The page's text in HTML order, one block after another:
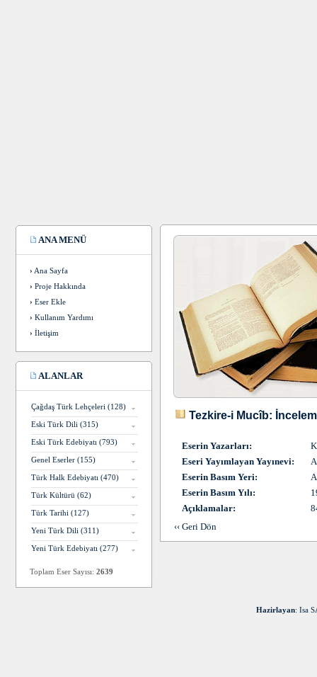
ANA MENÜ
› Ana Sayfa
› Proje Hakkında
› Eser Ekle
› Kullanım Yardımı
› İletişim
ALANLAR
Çağdaş Türk Lehçeleri (128)
Eski Türk Dili (315)
Eski Türk Edebiyatı (793)
Genel Eserler (155)
Türk Halk Edebiyatı (470)
Türk Kültürü (62)
Türk Tarihi (127)
Yeni Türk Dili (311)
Yeni Türk Edebiyatı (277)
Toplam Eser Sayısı: 2639
Tezkire-i Mucîb:
Eserin Yazarları:
Eseri Yayımlayan Yayınevi:
Eserin Basım Yeri:
Eserin Basım Yılı:
Açıklamalar:
‹‹ Geri Dön
Hazirlayan: Isa